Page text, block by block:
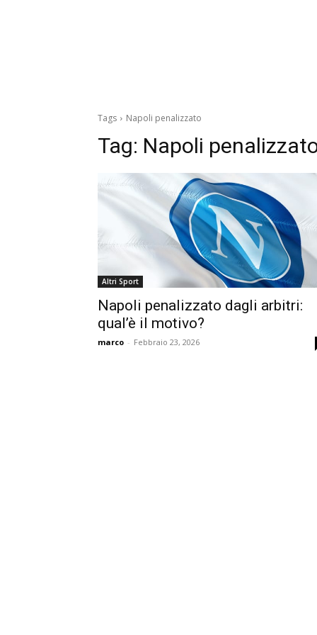
Tags Napoli penalizzato
Tag: Napoli
Altri Sport
Napoli penalizzato dagli arbitri:
qual’è il motivo?
marco - Febbraio 23, 2026